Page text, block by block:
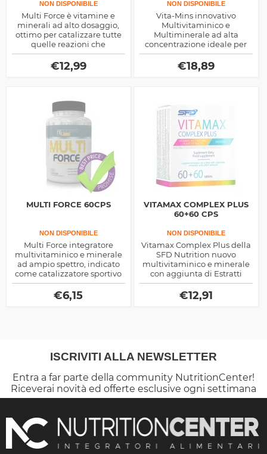
NON DISPONIBILE
Multi Force è vitamine e
minerali ad alto dosaggio,
ottimo per catalizzare tutte
quelle reazioni che
migliorano la prestazione
fisica e i relativi risultati
€12,99
NON DISPONIBILE
Vita-Mins innovativo
Multivitaminico e
Multiminerale ad alta
concentrazione ideale per
apportare tutte le vitamine e
minerali per l'organismo
prodotto da Isatori
€18,89
MULTI FORCE 60CPS
NON DISPONIBILE
Multi Force integratore
multivitaminico e minerale
ad ampio spettro, indicato
come catalizzatore sportivo
ma anche come aiuto per la
salute del corpo
€6,15
VITAMAX COMPLEX PLUS
60+60 CPS
NON DISPONIBILE
Vitamax Complex Plus della
SFD Nutrition nuovo
multivitaminico e minerale
con aggiunta di Estratti
Vegetali, ideale per
promuovere il benessere
psico-fisico.
€12,91
ISCRIVITI ALLA NEWSLETTER
Entra a far parte della community NutritionCenter!
Riceverai novità ed offerte esclusive ogni settimana